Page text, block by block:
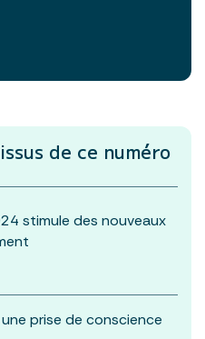
issus de ce numéro
stimule des nouveaux
une prise de conscience